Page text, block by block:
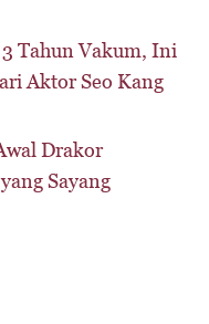
Tahun Vakum, Ini
Aktor Seo Kang
Drakor
Sayang